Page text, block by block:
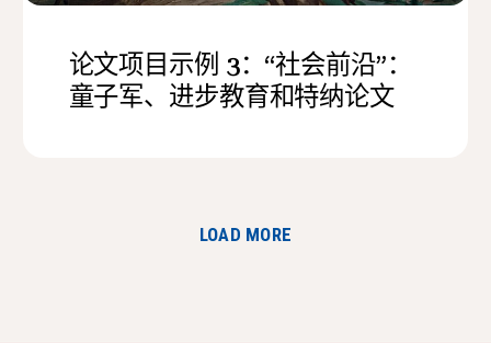
论文项目示例 3：“社会前沿”：
童子军、进步教育和特纳论文
LOAD MORE